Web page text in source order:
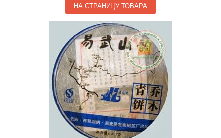
НА СТРАНИЦУ ТОВАРА